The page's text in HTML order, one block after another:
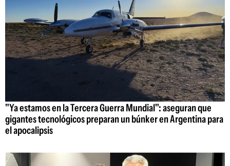
"Ya estamos en la Tercera Guerra Mundial": aseguran que
gigantes tecnológicos preparan un búnker en Argentina para
el apocalipsis